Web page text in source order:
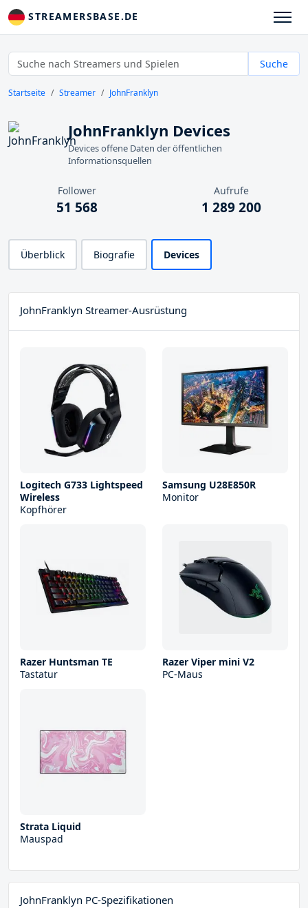
STREAMERSBASE.DE
Suche
Startseite Streamer JohnFranklyn
JohnFranklyn Devices
Devices offene Daten der öffentlichen
Informationsquellen
Follower
51 568
Aufrufe
1 289 200
Überblick Biografie Devices
JohnFranklyn Streamer-Ausrüstung
Logitech G733 Lightspeed
Wireless
Kopfhörer
Samsung U28E850R
Monitor
Razer Huntsman TE
Tastatur
Razer Viper mini V2
PC-Maus
Strata Liquid
Mauspad
JohnFranklyn PC-Spezifikationen